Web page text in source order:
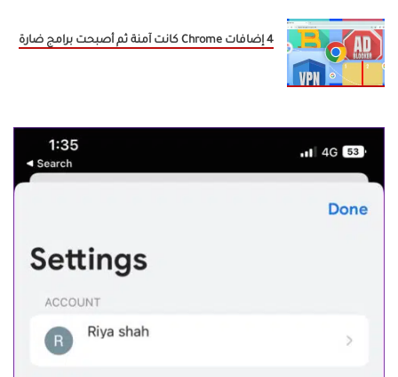
4 إضافات Chrome كانت آمنة ثم أصبحت برامج ضارة